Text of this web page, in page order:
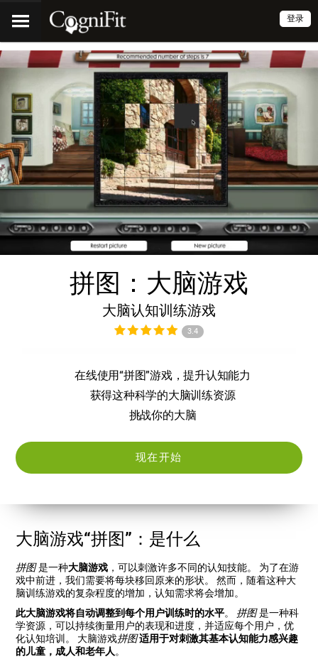
登录
拼图：大脑游戏
大脑认知训练游戏
3.4
在线使用“拼图”游戏，提升认知能力
获得这种科学的大脑训练资源
挑战你的大脑
现在开始
大脑游戏“拼图”：是什么
拼图是一种大脑游戏 ，可以刺激许多不同的认知技能。 为了在游
戏中前进，我们需要将每块移回原来的形状。 然而，随着这种大
脑训练游戏的复杂程度的增加，认知需求将会增加。
此大脑游戏将自动调整到每个用户训练时的水平。 拼图是一种科
学资源，可以持续衡量用户的表现和进度，并适应每个用户，优
化认知培训。 大脑游戏拼图适用于对刺激其基本认知能力感兴趣
的儿童，成人和老年人。